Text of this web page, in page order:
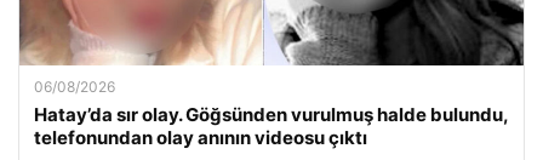
06/08/2026
Hatay’da sır olay. Göğsünden vurulmuş halde bulundu,
telefonundan olay anının videosu çıktı